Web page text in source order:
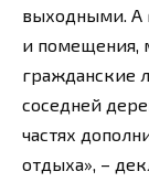
выходными. А
и помещения,
гражданские
соседней
частях
отдыха», –